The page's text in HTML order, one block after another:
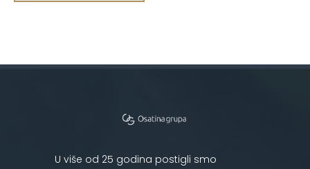
U više od 25 godina postigli smo